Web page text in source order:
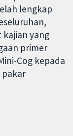
lengkap
kajian yang
primer
Cog kepada
pakar